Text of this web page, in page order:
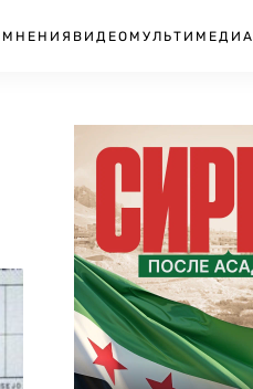
МНЕНИЯ ВИДЕО МУЛЬТИМЕДИА